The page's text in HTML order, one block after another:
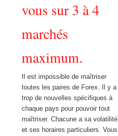
vous sur 3 à 4
marchés
maximum.
Il est impossible de maîtriser
toutes les paires de Forex. Il y a
trop de nouvelles spécifiques à
chaque pays pour pouvoir tout
maîtriser. Chacune a sa volatilité
et ses horaires particuliers. Vous